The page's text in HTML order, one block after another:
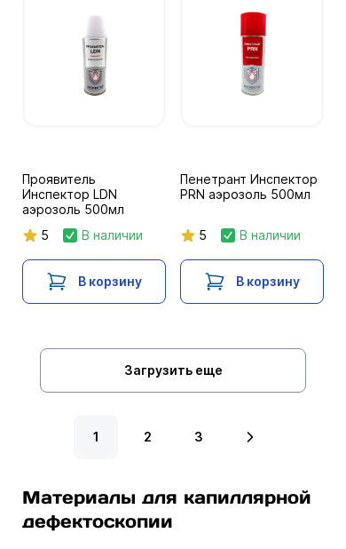
Проявитель
Инспектор LDN
аэрозоль 500мл
5
В наличии
В корзину
Пенетрант Инспектор
PRN аэрозоль 500мл
5 В наличии
В корзину
Загрузить еще
1 2 3
Материалы для капиллярной
дефектоскопии